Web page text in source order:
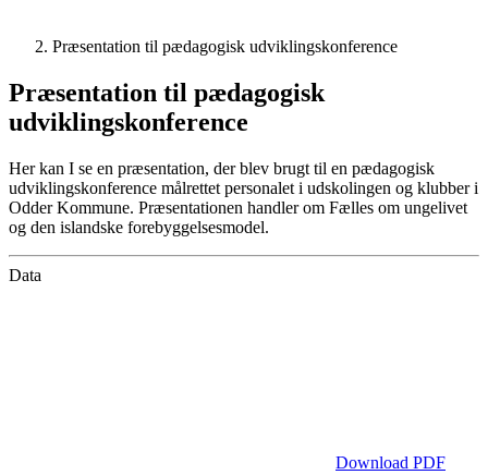
Præsentation til pædagogisk udviklingskonference
Præsentation til pædagogisk
udviklingskonference
Her kan I se en præsentation, der blev brugt til en pædagogisk
udviklingskonference målrettet personalet i udskolingen og klubber i
Odder Kommune. Præsentationen handler om Fælles om ungelivet
og den islandske forebyggelsesmodel.
Data
Download PDF